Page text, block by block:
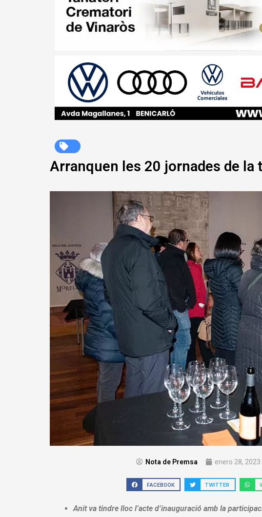
Arranquen les 20 jornades de
Nota de Premsa enero 28, 2023
FACEBOOK TWITTER
Anit va tindre lloc l’acte d’inauguració amb la